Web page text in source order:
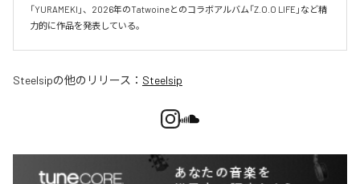
「YURAMEKI」、2026年のTatwoineとのコラボアルバム「Z.O.O LIFE」など精
力的に作品を発表している。
Steelsipの他のリリース： Steelsip